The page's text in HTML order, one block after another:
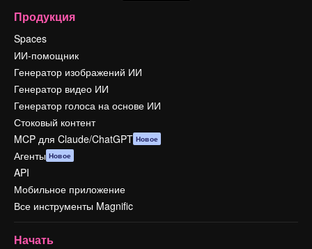
Продукция
Spaces
ИИ-помощник
Генератор изображений ИИ
Генератор видео ИИ
Генератор голоса на основе ИИ
Стоковый контент
MCP для Claude/ChatGPT Новое
Агенты Новое
API
Мобильное приложение
Все инструменты Magnific
Начать